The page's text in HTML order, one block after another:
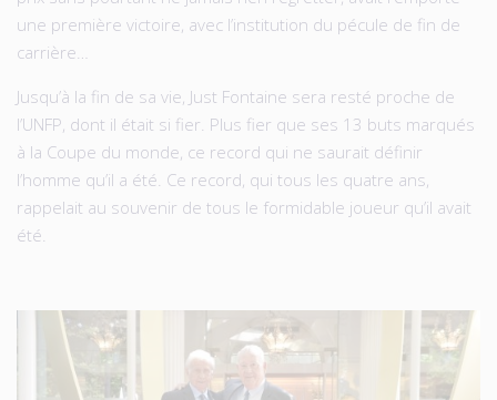
une première victoire, avec l’institution du pécule de fin de
carrière…
Jusqu’à la fin de sa vie, Just Fontaine sera resté proche de
l’UNFP, dont il était si fier. Plus fier que ses 13 buts marqués
à la Coupe du monde, ce record qui ne saurait définir
l’homme qu’il a été. Ce record, qui tous les quatre ans,
rappelait au souvenir de tous le formidable joueur qu’il avait
été.